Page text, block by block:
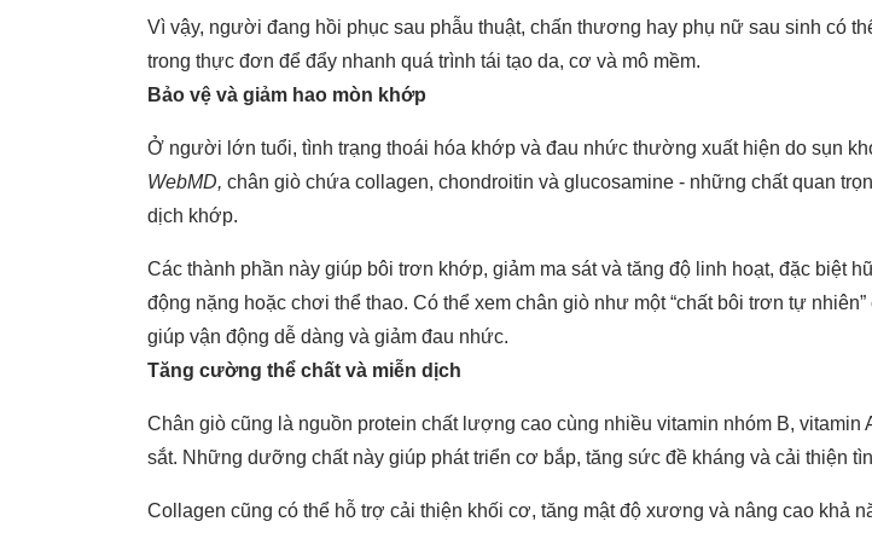
Vì vậy, người đang hồi phục sau phẫu thuật, chấn thương hay phụ nữ sau sinh có
trong thực đơn để đẩy nhanh quá trình tái tạo da, cơ và mô mềm.
Bảo vệ và giảm hao mòn khớp
Ở người lớn tuổi, tình trạng thoái hóa khớp và đau nhức thường xuất hiện do sụn
WebMD, chân giò chứa collagen, chondroitin và glucosamine - những chất quan
dịch khớp.
Các thành phần này giúp bôi trơn khớp, giảm ma sát và tăng độ linh hoạt, đặc biệt
động nặng hoặc chơi thể thao. Có thể xem chân giò như một “chất bôi trơn tự
giúp vận động dễ dàng và giảm đau nhức.
Tăng cường thể chất và miễn dịch
Chân giò cũng là nguồn protein chất lượng cao cùng nhiều vitamin nhóm B, vitamin
sắt. Những dưỡng chất này giúp phát triển cơ bắp, tăng sức đề kháng và cải thiện
Collagen cũng có thể hỗ trợ cải thiện khối cơ, tăng mật độ xương và nâng cao khả